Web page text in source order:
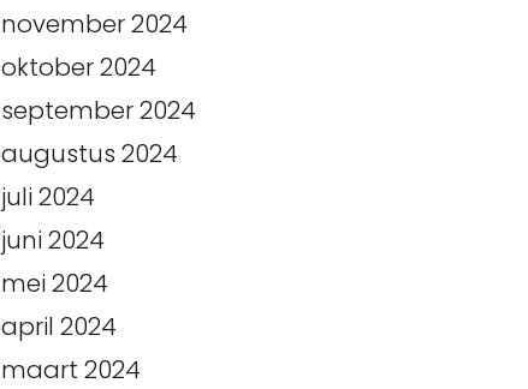
november 2024
oktober 2024
september 2024
augustus 2024
juli 2024
juni 2024
mei 2024
april 2024
maart 2024